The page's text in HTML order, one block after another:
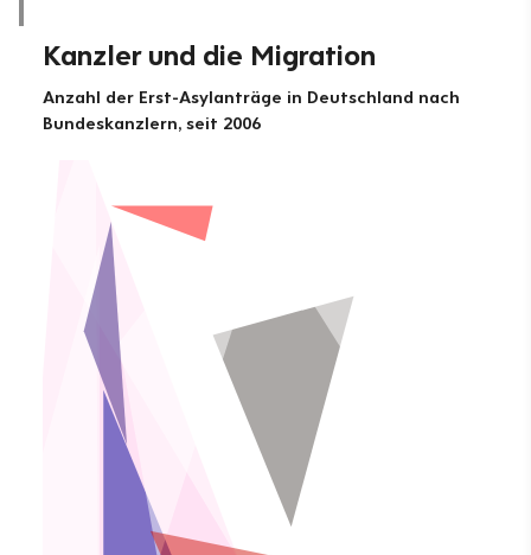
Kanzler und die Migration
Anzahl der Erst-Asylanträge in Deutschland nach
Bundeskanzlern, seit 2006